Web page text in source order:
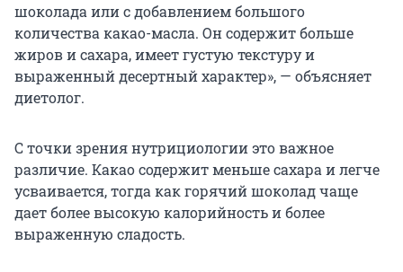
шоколада или с добавлением большого
количества какао-масла. Он содержит больше
жиров и сахара, имеет густую текстуру и
выраженный десертный характер», — объясняет
диетолог.
С точки зрения нутрициологии это важное
различие. Какао содержит меньше сахара и легче
усваивается, тогда как горячий шоколад чаще
дает более высокую калорийность и более
выраженную сладость.